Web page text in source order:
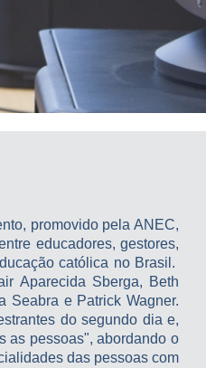
promovido pela ANEC,
educadores, gestores,
católica no Brasil.
Aparecida Sberga, Beth
Seabra e Patrick Wagner.
do segundo dia e,
as pessoas", abordando o
das pessoas com